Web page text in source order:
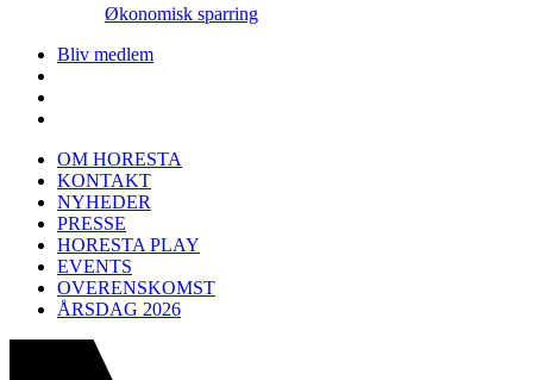
Økonomisk sparring
Bliv medlem
OM HORESTA
KONTAKT
NYHEDER
PRESSE
HORESTA PLAY
EVENTS
OVERENSKOMST
ÅRSDAG 2026